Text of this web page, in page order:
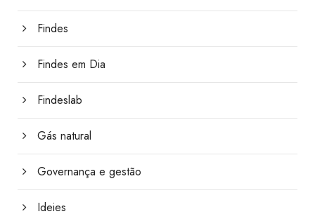
Findes
Findes em Dia
Findeslab
Gás natural
Governança e gestão
Ideies